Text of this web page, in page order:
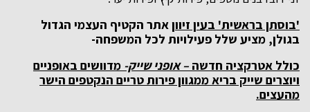
'בוסתן בראשית' בעין זיווןאתר הקטיף העצמי הגדול
בגולן, מציע שלל פעילויות לכל המשפחה-
כולל אטרקציה חדשה – אופני שייק- מדוושים באופניים
ויוצרים שייק בריא ממגוון פירות טריים הנקטפים הישר
מהעצים.